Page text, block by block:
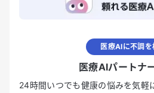
医療AIに不調を
医療AIパートナ
24時間いつでも健康の悩みを気軽